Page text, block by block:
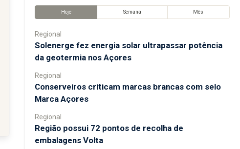
Hoje Semana Mês
Regional
Solenerge fez energia solar ultrapassar potência
da geotermia nos Açores
Regional
Conserveiros criticam marcas brancas com selo
Marca Açores
Regional
Região possui 72 pontos de recolha de
embalagens Volta